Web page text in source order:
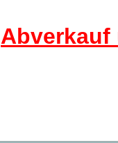
Abverkauf